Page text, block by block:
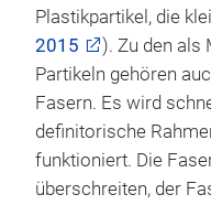
Plastikpartikel, die
2015
). Zu den als
Partikeln gehören
Fasern. Es wird
definitorische
funktioniert. Die
überschreiten, der